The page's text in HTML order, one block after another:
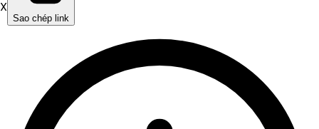
X
Sao chép link